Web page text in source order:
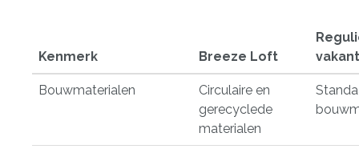
Kenmerk Breeze Loft
Bouwmaterialen
Circulaire en
gerecyclede
materialen